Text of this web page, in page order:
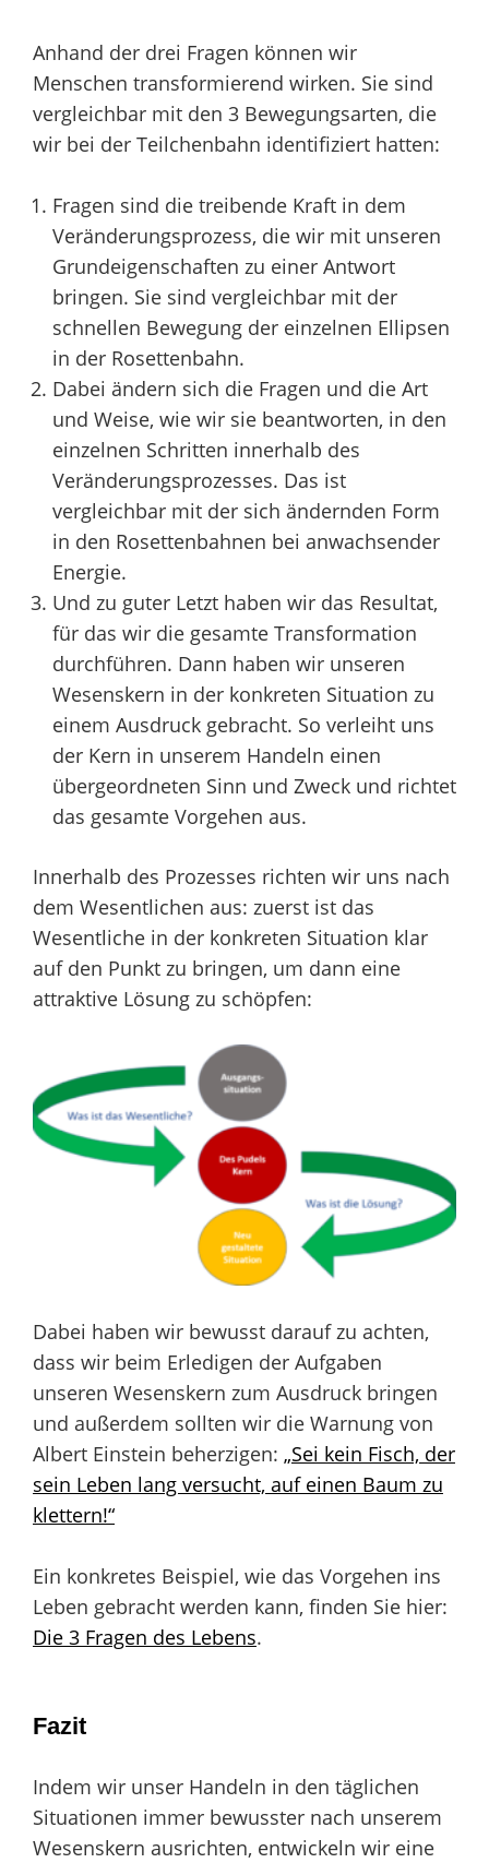
Anhand der drei Fragen können wir
Menschen transformierend wirken. Sie sind
vergleichbar mit den 3 Bewegungsarten, die
wir bei der Teilchenbahn identifiziert hatten:
Fragen sind die treibende Kraft in dem
Veränderungsprozess, die wir mit unseren
Grundeigenschaften zu einer Antwort
bringen. Sie sind vergleichbar mit der
schnellen Bewegung der einzelnen Ellipsen
in der Rosettenbahn.
Dabei ändern sich die Fragen und die Art
und Weise, wie wir sie beantworten, in den
einzelnen Schritten innerhalb des
Veränderungsprozesses. Das ist
vergleichbar mit der sich ändernden Form
in den Rosettenbahnen bei anwachsender
Energie.
Und zu guter Letzt haben wir das Resultat,
für das wir die gesamte Transformation
durchführen. Dann haben wir unseren
Wesenskern in der konkreten Situation zu
einem Ausdruck gebracht. So verleiht uns
der Kern in unserem Handeln einen
übergeordneten Sinn und Zweck und richtet
das gesamte Vorgehen aus.
Innerhalb des Prozesses richten wir uns nach
dem Wesentlichen aus: zuerst ist das
Wesentliche in der konkreten Situation klar
auf den Punkt zu bringen, um dann eine
attraktive Lösung zu schöpfen:
Dabei haben wir bewusst darauf zu achten,
dass wir beim Erledigen der Aufgaben
unseren Wesenskern zum Ausdruck bringen
und außerdem sollten wir die Warnung von
Albert Einstein beherzigen: „Sei kein Fisch, der
sein Leben lang versucht, auf einen Baum zu
klettern!“
Ein konkretes Beispiel, wie das Vorgehen ins
Leben gebracht werden kann, finden Sie hier:
Die 3 Fragen des Lebens.
Fazit
Indem wir unser Handeln in den täglichen
Situationen immer bewusster nach unserem
Wesenskern ausrichten, entwickeln wir eine